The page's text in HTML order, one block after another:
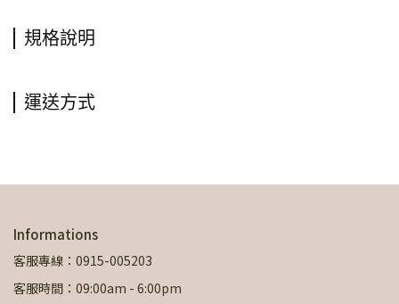
規格說明
運送方式
Informations
客服專線：0915-005203
客服時間：09:00am - 6:00pm